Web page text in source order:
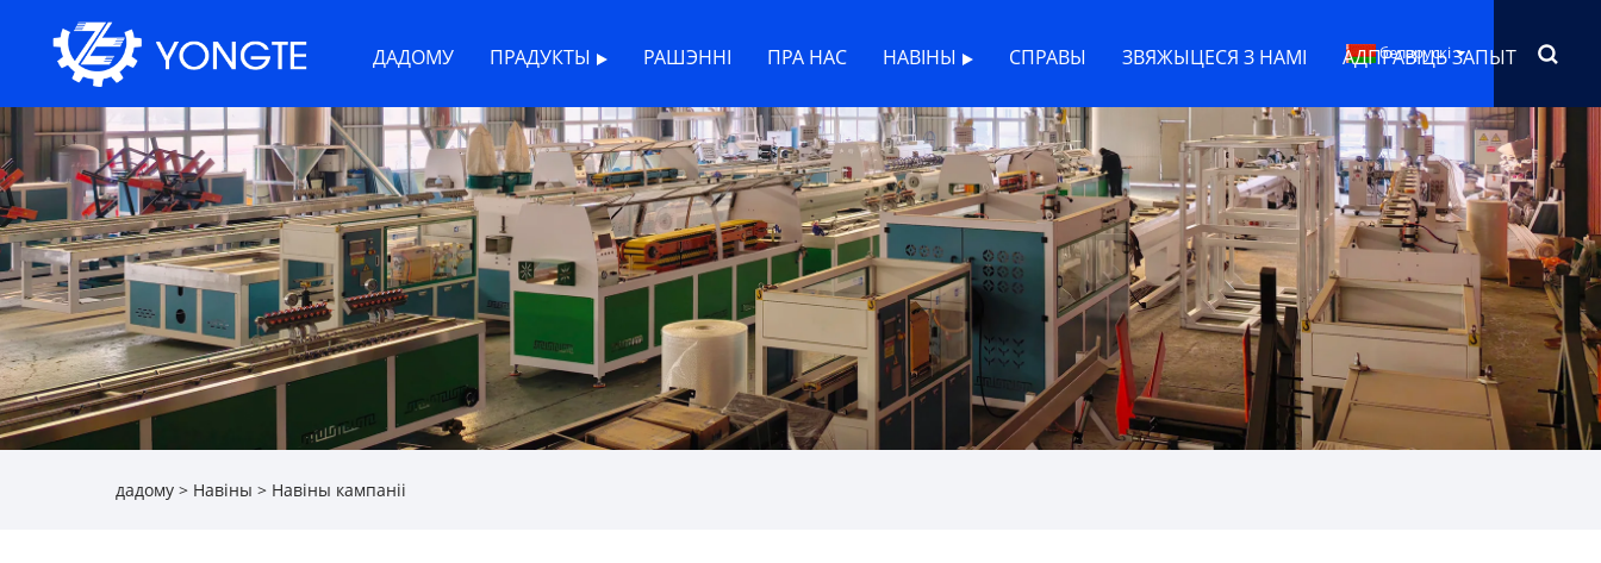
ДАДОМУ ПРАДУКТЫ РАШЭННІ ПРА НАС НАВІНЫ СПРАВЫ ЗВЯЖЫЦЕСЯ З НАМІ АДПРАВІЦЬ ЗАПЫТ
беларускі
дадому > Навіны > Навіны кампаніі